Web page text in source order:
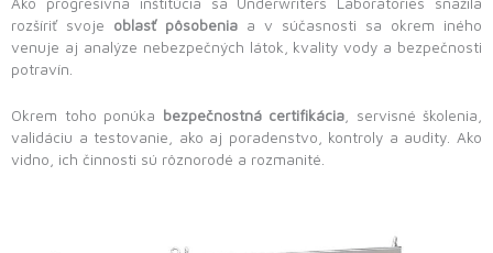
rozšíriť svoje oblasť pôsobenia a v súčasnosti sa okrem iného
venuje aj analýze nebezpečných látok, kvality vody a bezpečnosti
potravín.
Okrem toho ponúka bezpečnostná certifikácia , servisné školenia,
validáciu a testovanie, ako aj poradenstvo, kontroly a audity. Ako
vidno, ich činnosti sú rôznorodé a rozmanité.